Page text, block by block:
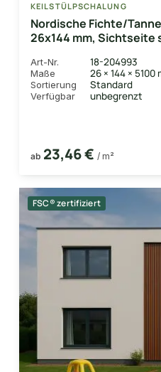
KEILSTÜLPSCHALUNG
Nordische Fichte/
26x144 mm,
Art-Nr. 18-204993
Maße 26 × 144 × 5100
Sortierung Standard
Verfügbar unbegrenzt
ab 23,46 € / m²
FSC® zertifiziert